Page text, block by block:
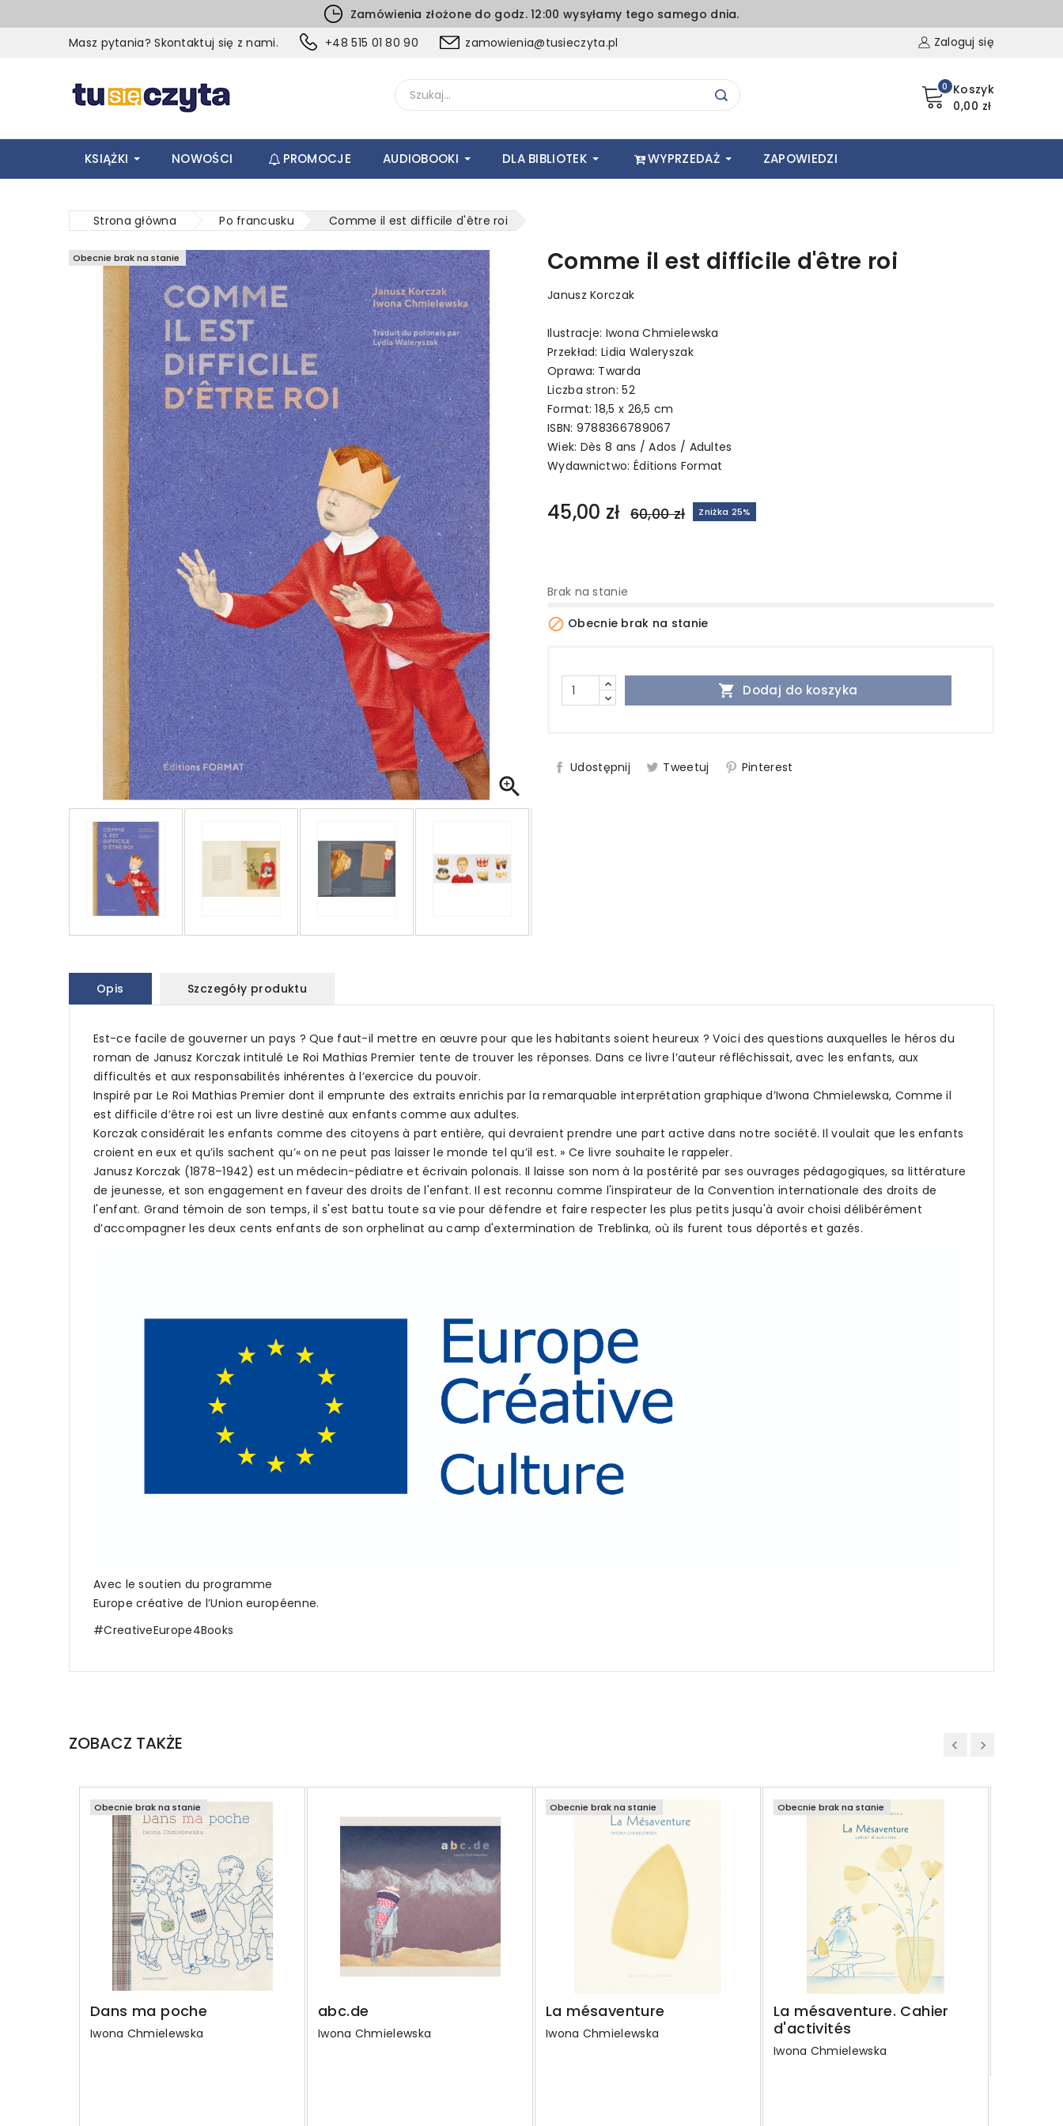
Zamówienia złożone do godz. 12:00 wysyłamy tego samego dnia.
Masz pytania? Skontaktuj się z nami.
+48 515 01 80 90 zamowienia@tusieczyta.pl Zaloguj się
0 Koszyk
0,00 zł
KSIĄŻKI NOWOŚCI PROMOCJE AUDIOBOOKI DLA BIBLIOTEK WYPRZEDAŻ ZAPOWIEDZI
Strona główna Po francusku Comme il est difficile d'être roi
Obecnie brak na stanie

Obecnie brak na stanie Comme il est difficile d'être roi
Janusz Korczak
Ilustracje: Iwona Chmielewska
Przekład: Lidia Waleryszak
Oprawa: Twarda
Liczba stron: 52
Format: 18,5 x 26,5 cm
ISBN: 9788366789067
Wiek: Dès 8 ans / Ados / Adultes
Wydawnictwo: Éditions Format
45,00 zł 60,00 zł Zniżka 25%
Brak na stanie
 Obecnie brak na stanie
 Dodaj do koszyka
Udostępnij Tweetuj Pinterest
Opis Szczegóły produktu
Est-ce facile de gouverner un pays ? Que faut-il mettre en œuvre pour que les habitants soient heureux ? Voici des questions auxquelles le héros du
roman de Janusz Korczak intitulé Le Roi Mathias Premier tente de trouver les réponses. Dans ce livre l’auteur réfléchissait, avec les enfants, aux
difficultés et aux responsabilités inhérentes à l’exercice du pouvoir.
Inspiré par Le Roi Mathias Premier dont il emprunte des extraits enrichis par la remarquable interprétation graphique d’Iwona Chmielewska, Comme il
est difficile d’être roi est un livre destiné aux enfants comme aux adultes.
Korczak considérait les enfants comme des citoyens à part entière, qui devraient prendre une part active dans notre société. Il voulait que les enfants
croient en eux et qu’ils sachent qu’« on ne peut pas laisser le monde tel qu’il est. » Ce livre souhaite le rappeler.
Janusz Korczak (1878–1942) est un médecin-pédiatre et écrivain polonais. Il laisse son nom à la postérité par ses ouvrages pédagogiques, sa littérature
de jeunesse, et son engagement en faveur des droits de l'enfant. Il est reconnu comme l'inspirateur de la Convention internationale des droits de
l'enfant. Grand témoin de son temps, il s'est battu toute sa vie pour défendre et faire respecter les plus petits jusqu'à avoir choisi délibérément
d’accompagner les deux cents enfants de son orphelinat au camp d'extermination de Treblinka, où ils furent tous déportés et gazés.
Avec le soutien du programme
Europe créative de l’Union européenne.
#CreativeEurope4Books
ZOBACZ TAKŻE
Obecnie brak na stanie
Dans ma poche
Iwona Chmielewska
abc.de
Iwona Chmielewska
Obecnie brak na stanie
La mésaventure
Iwona Chmielewska
Obecnie brak na stanie
La mésaventure. Cahier
d'activités
Iwona Chmielewska